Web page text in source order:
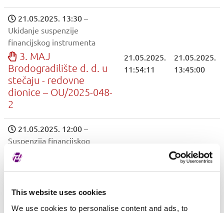
This website uses cookies
We use cookies to personalise content and ads, to
21.05.2025. 13:30 –
Ukidanje suspenzije
financijskog instrumenta
3. MAJ
Brodogradilište d. d. u
stečaju - redovne
dionice – OU/2025-048-
2
21.05.2025.
11:54:11
21.05.2025.
13:45:00
21.05.2025. 12:00 –
Suspenzija financijskog
instrumenta
3. MAJ
stečaju - redovne
dionice – OU/2025-048
11:54:11